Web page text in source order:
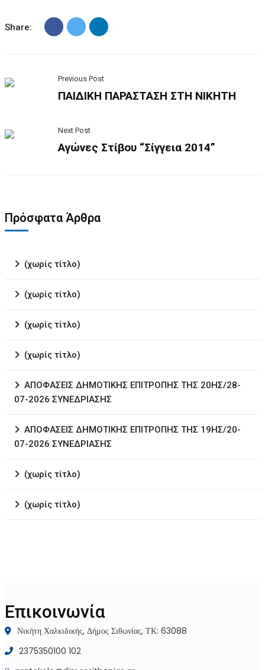
Share:
Previous Post
ΠΑΙΔΙΚΗ ΠΑΡΑΣΤΑΣΗ ΣΤΗ ΝΙΚΗΤΗ
Next Post
Αγώνες Στίβου “Σίγγεια 2014”
Πρόσφατα Άρθρα
(χωρίς τίτλο)
(χωρίς τίτλο)
(χωρίς τίτλο)
(χωρίς τίτλο)
ΑΠΟΦΑΣΕΙΣ ΔΗΜΟΤΙΚΗΣ ΕΠΙΤΡΟΠΗΣ ΤΗΣ 20ΗΣ/28-
07-2026 ΣΥΝΕΔΡΙΑΣΗΣ
ΑΠΟΦΑΣΕΙΣ ΔΗΜΟΤΙΚΗΣ ΕΠΙΤΡΟΠΗΣ ΤΗΣ 19ΗΣ/20-
07-2026 ΣΥΝΕΔΡΙΑΣΗΣ
(χωρίς τίτλο)
(χωρίς τίτλο)
Επικοινωνία
Νικήτη Χαλκιδικής, Δήμος Σιθωνίας, ΤΚ: 63088
2375350100 102